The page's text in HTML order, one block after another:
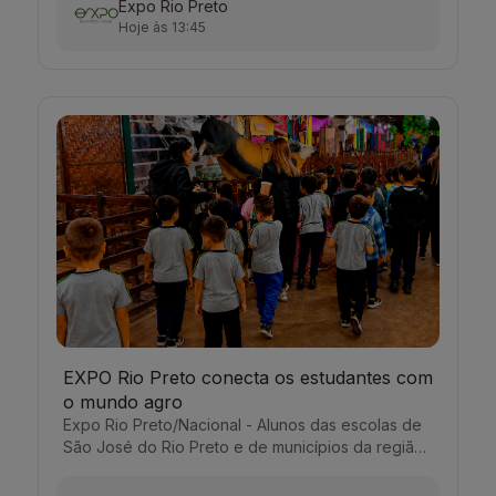
03/08/2026 13:05
Expo Rio Preto
Hoje às 13:45
EXPO Rio Preto conecta os estudantes com
o mundo agro
Expo Rio Preto/Nacional - Alunos das escolas de
São José do Rio Preto e de municípios da região